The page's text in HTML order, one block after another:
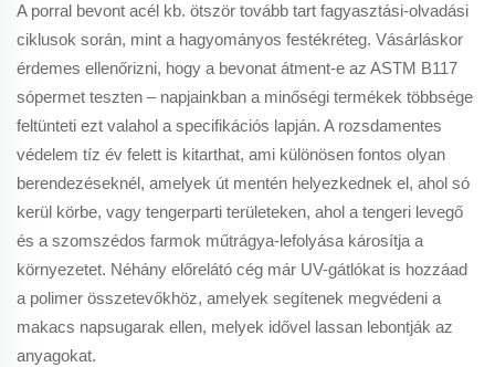
A porral bevont acél kb. ötször tovább tart fagyasztási-olvadási
ciklusok során, mint a hagyományos festékréteg. Vásárláskor
érdemes ellenőrizni, hogy a bevonat átment-e az ASTM B117
sópermet teszten – napjainkban a minőségi termékek többsége
feltünteti ezt valahol a specifikációs lapján. A rozsdamentes
védelem tíz év felett is kitarthat, ami különösen fontos olyan
berendezéseknél, amelyek út mentén helyezkednek el, ahol só
kerül körbe, vagy tengerparti területeken, ahol a tengeri levegő
és a szomszédos farmok műtrágya-lefolyása károsítja a
környezetet. Néhány előrelátó cég már UV-gátlókat is hozzáad
a polimer összetevőkhöz, amelyek segítenek megvédeni a
makacs napsugarak ellen, melyek idővel lassan lebontják az
anyagokat.